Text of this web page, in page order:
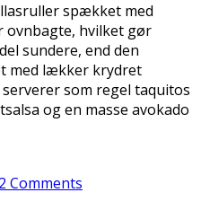
spækket med
ovnbagte, hvilket gør
sundere, end den
med lækker krydret
som regel taquitos
og en masse avokado
2 Comments